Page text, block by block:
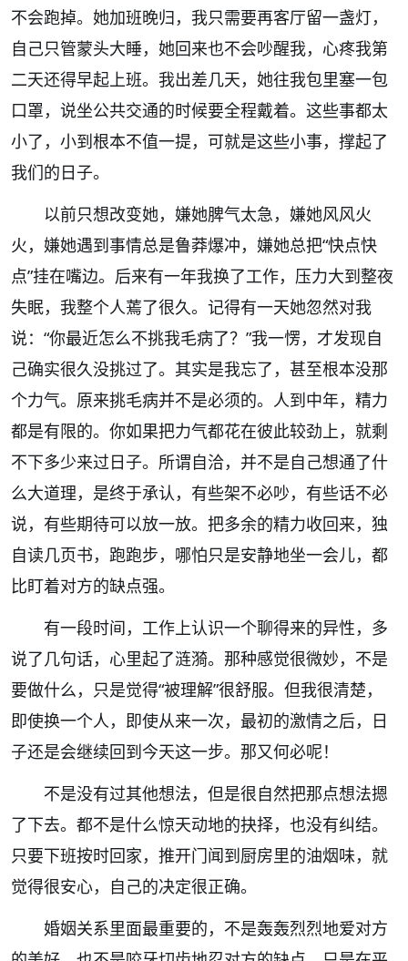
不会跑掉。她加班晚归，我只需要再客厅留一盏灯，
自己只管蒙头大睡，她回来也不会吵醒我，心疼我第
二天还得早起上班。我出差几天，她往我包里塞一包
口罩，说坐公共交通的时候要全程戴着。这些事都太
小了，小到根本不值一提，可就是这些小事，撑起了
我们的日子。
以前只想改变她，嫌她脾气太急，嫌她风风火
火，嫌她遇到事情总是鲁莽爆冲，嫌她总把“快点快
点”挂在嘴边。后来有一年我换了工作，压力大到整夜
失眠，我整个人蔫了很久。记得有一天她忽然对我
说： “你最近怎么不挑我毛病了？ ”我一愣，才发现自
己确实很久没挑过了。其实是我忘了，甚至根本没那
个力气。原来挑毛病并不是必须的。人到中年，精力
都是有限的。你如果把力气都花在彼此较劲上，就剩
不下多少来过日子。所谓自洽，并不是自己想通了什
么大道理，是终于承认，有些架不必吵，有些话不必
说，有些期待可以放一放。把多余的精力收回来，独
自读几页书，跑跑步，哪怕只是安静地坐一会儿，都
比盯着对方的缺点强。
有一段时间，工作上认识一个聊得来的异性，多
说了几句话，心里起了涟漪。那种感觉很微妙，不是
要做什么，只是觉得“被理解”很舒服。但我很清楚，
即使换一个人，即使从来一次，最初的激情之后，日
子还是会继续回到今天这一步。那又何必呢！
不是没有过其他想法，但是很自然把那点想法摁
了下去。都不是什么惊天动地的抉择，也没有纠结。
只要下班按时回家，推开门闻到厨房里的油烟味，就
觉得很安心，自己的决定很正确。
婚姻关系里面最重要的，不是轰轰烈烈地爱对方